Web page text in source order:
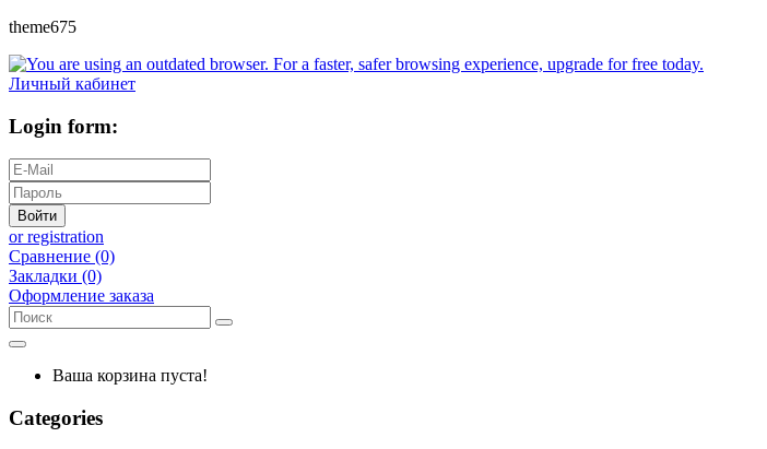
theme675
Личный кабинет
Login form:
Войти
or registration
Сравнение (0)
Закладки (0)
Оформление заказа
Ваша корзина пуста!
Categories